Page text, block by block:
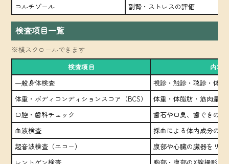
コルチゾール 副腎・ストレスの評価
検査項目一覧
※横スクロールできます
検査項目
内容
一般身体検査
視診・触診・聴診・体温
体重・ボディコンディションスコア（BCS）
体重・体脂肪・筋肉量を
口腔・歯科チェック
歯石や口臭、歯ぐきの状
血液検査
採血による体内成分のチ
超音波検査（エコー）
腹部や心臓の臓器をリ